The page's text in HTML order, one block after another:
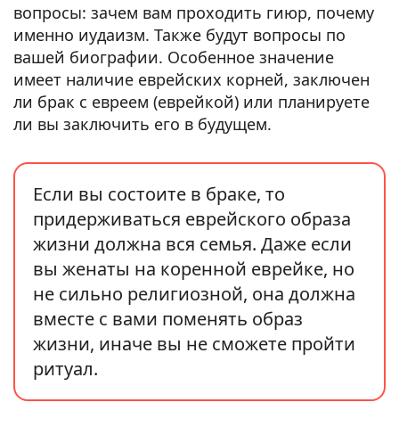
вопросы: зачем вам проходить гиюр, почему
именно иудаизм. Также будут вопросы по
вашей биографии. Особенное значение
имеет наличие еврейских корней, заключен
ли брак с евреем (еврейкой) или планируете
ли вы заключить его в будущем.
Если вы состоите в браке, то
придерживаться еврейского образа
жизни должна вся семья. Даже если
вы женаты на коренной еврейке, но
не сильно религиозной, она должна
вместе с вами поменять образ
жизни, иначе вы не сможете пройти
ритуал.